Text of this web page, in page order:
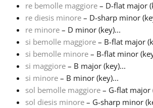
Русский
Svenska
Tiếng Việt
Türkçe
re bemolle maggiore – D-flat major
re diesis minore – D-sharp minor
re minore – D minor (key)...
si bemolle maggiore – B-flat major
si bemolle minore – B-flat minor
si maggiore – B major (key)...
si minore – B minor (key)...
sol bemolle maggiore – G-flat major
sol diesis minore – G-sharp minor